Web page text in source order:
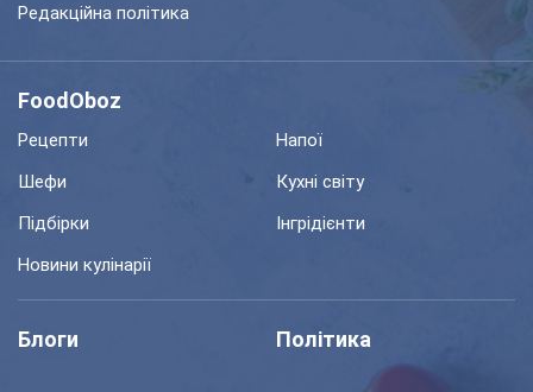
Редакційна політика
FoodOboz
Рецепти
Напої
Шефи
Кухні світу
Підбірки
Інгрідієнти
Новини кулінарії
Блоги Політика